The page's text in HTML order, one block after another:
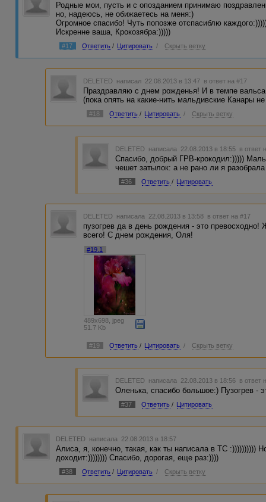
Родные мои, пусть и с опозданием принимаю
но, надеюсь, не обижаетесь на меня:)
Огромное спасибо! Чуть попозже отспасиблю
Искренне ваша, Крокозябра:)))))
#17 Ответить / Цитировать / Скрыть ветку
DELETED написал 22.08.2013 в 13:47 в ответ на #17
Праздравляю с днем рожденья! И в темпе
(пока опять на какие-нить мальдивские Канары
#18 Ответить / Цитировать / Скрыть ветку
DELETED написала 22.08.2013 в 18:55 в ответ
Спасибо, добрый ГРВ-крокодил:)))))
чешет затылок: а не рано ли я
#36 Ответить / Цитировать
DELETED написала 22.08.2013 в 13:58 в ответ на #17
пузогрев да в день рождения - это
всего! С днем рождения, Оля!
#19.1
489x698, jpeg
51.7 Kb
#19 Ответить / Цитировать / Скрыть ветку
DELETED написала 22.08.2013 в 18:56 в ответ
Оленька, спасибо большое:) Пузогрев -
#37 Ответить / Цитировать
DELETED написала 22.08.2013 в 18:57
Алиса, я, конечно, такая, как ты написала в ТС :))))))))))
доходит:)))))))) Спасибо, дорогая, еще раз:))))
#38 Ответить / Цитировать / Скрыть ветку